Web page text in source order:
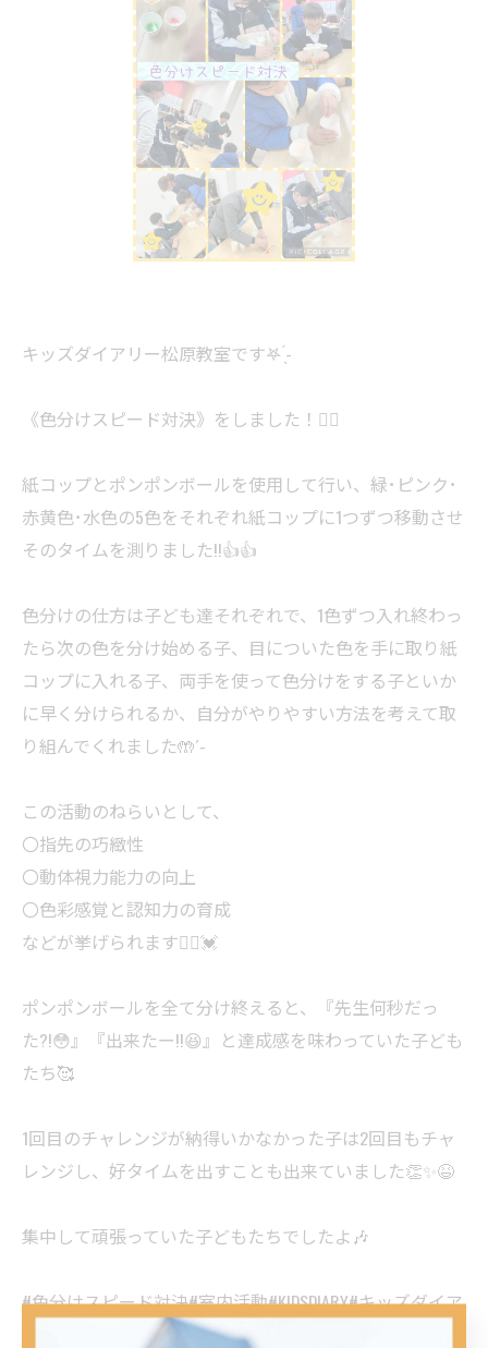
キッズダイアリー松原教室です‎𖤐 ̖́-‬
《色分けスピード対決》をしました！🙆‍♀️
紙コップとポンポンボールを使用して行い、緑･ピンク･
赤黄色･水色の5色をそれぞれ紙コップに1つずつ移動させ
そのタイムを測りました!!👍👍
色分けの仕方は子ども達それぞれで、1色ずつ入れ終わっ
たら次の色を分け始める子、目についた色を手に取り紙
コップに入れる子、両手を使って色分けをする子といか
に早く分けられるか、自分がやりやすい方法を考えて取
り組んでくれました🤲´-
この活動のねらいとして、
〇指先の巧緻性
〇動体視力能力の向上
〇色彩感覚と認知力の育成
などが挙げられます🙋‍♀️💓
ポンポンボールを全て分け終えると、『先生何秒だっ
た?!😳』『出来たー!!😆』と達成感を味わっていた子ども
たち🥰
1回目のチャレンジが納得いかなかった子は2回目もチャ
レンジし、好タイムを出すことも出来ていました👏✨️😆
集中して頑張っていた子どもたちでしたよ🎶
#色分けスピード対決#室内活動#KIDSDIARY#キッズダイア
リー出水#キッズダイアリー宇土キッズダイアリー松原